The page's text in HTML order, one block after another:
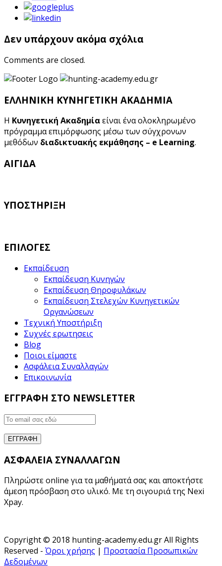
Δεν υπάρχουν ακόμα σχόλια
Comments are closed.
ΕΛΛΗΝΙΚΗ ΚΥΝΗΓΕΤΙΚΗ ΑΚΑΔΗΜΙΑ
Η Κυνηγετική Ακαδημίαείναι ένα ολοκληρωμένο
πρόγραμμα επιμόρφωσης μέσω των σύγχρονων
μεθόδων διαδικτυακής εκμάθησης – e Learning.
ΑΙΓΙΔΑ
ΥΠΟΣΤΗΡΙΞΗ
ΕΠΙΛΟΓΕΣ
Εκπαίδευση
Εκπαίδευση Κυνηγών
Εκπαίδευση Θηροφυλάκων
Εκπαίδευση Στελεχών Κυνηγετικών
Οργανώσεων
Τεχνική Υποστήριξη
Συχνές ερωτησεις
Blog
Ποιοι είμαστε
Ασφάλεια Συναλλαγών
Επικοινωνία
ΕΓΓΡΑΦΗ ΣΤΟ NEWSLETTER
ΑΣΦΑΛΕΙΑ ΣΥΝΑΛΛΑΓΩΝ
Πληρώστε online για τα μαθήματά σας και αποκτήστε
άμεση πρόσβαση στο υλικό. Με τη σιγουριά της Nexi
Xpay.
Copyright © 2018 hunting-academy.edu.gr All Rights
Reserved - Όροι χρήσης | Προστασία Προσωπικών
Δεδομένων